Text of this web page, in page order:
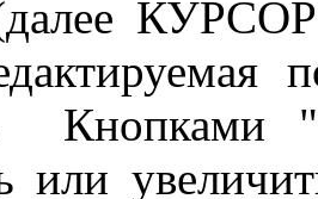
Кнопками
или